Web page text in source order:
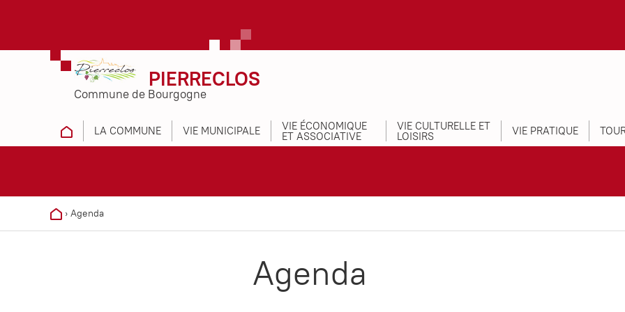
PIERRECLOS
Commune de Bourgogne
LA COMMUNE VIE MUNICIPALE VIE ÉCONOMIQUE
ET ASSOCIATIVE
VIE CULTURELLE ET
LOISIRS VIE PRATIQUE
› Agenda
Agenda